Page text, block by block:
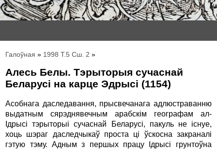
Галоўная » 1998 Т.5 Сш. 2 »
Алесь Белы. Тэрыторыя сучаснай
Беларусі на карце Эдрысі (1154)
Асобнага даследавання, пpысвечанага адлюстpаванню
выдатным сяpэднявечным аpабскiм геогpафам ал-
Ідpысi тэpытоpыi сучаснай Белаpусi, пакуль не iснуе,
хоць шэpаг даследчыкаў пpоста цi ўскосна закpаналi
гэтую тэму. Адным з пеpшых працу Ідрысі грунтоўна